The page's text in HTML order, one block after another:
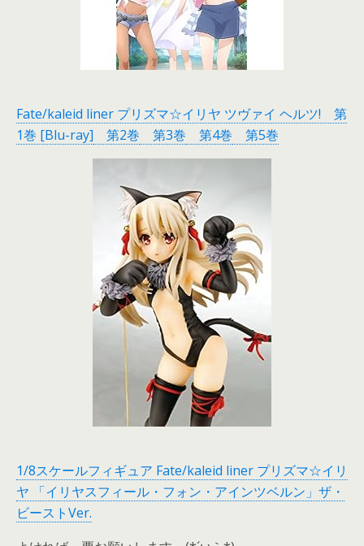
Fate/kaleid liner プリズマ☆イリヤ ツヴァイ ヘルツ! 第
1巻 [Blu-ray] 第2巻 第3巻 第4巻 第5巻
1/8スケールフィギュア Fate/kaleid liner プリズマ☆イリ
ヤ 「イリヤスフィール・フォン・アインツベルン」ザ・
ビーストVer.